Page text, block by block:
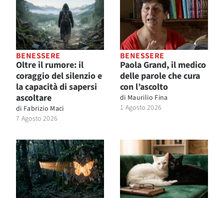
BENESSERE
Oltre il rumore: il
coraggio del silenzio e
la capacità di sapersi
ascoltare
di Fabrizio Maci
7 Agosto 2026
BENESSERE
Paola Grand, il medico
delle parole che cura
con l’ascolto
di Maurilio Fina
1 Agosto 2026